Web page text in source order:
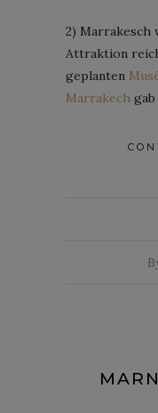
2) Marrakesch
Attraktion
geplanten
Marrakech